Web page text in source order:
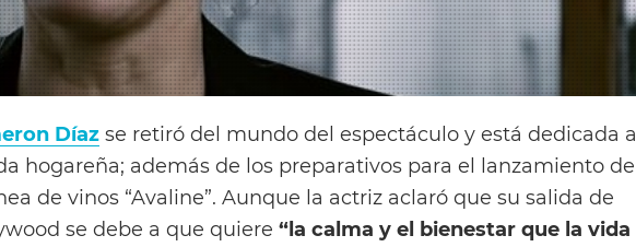
Díaz se retiró del mundo del espectáculo y está dedicada a
hogareña; además de los preparativos para el lanzamiento de
de vinos “Avaline”. Aunque la actriz aclaró que su salida de
se debe a que quiere “la calma y el bienestar que la vida